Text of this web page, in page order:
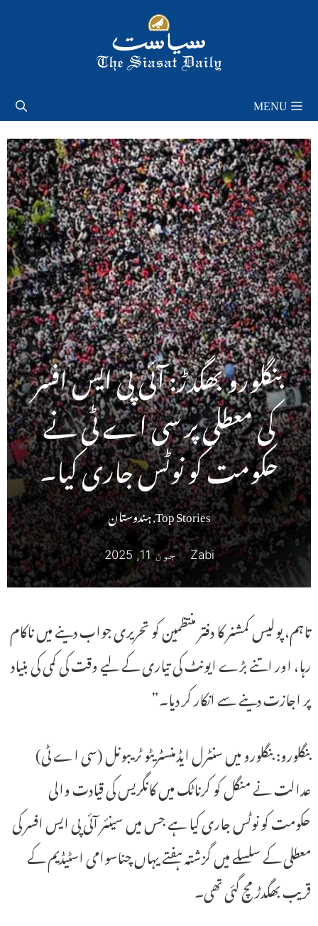
MENU
بنگلورو بھگدڑ: آئی پی ایس افسر
کی معطلی پر سی اے ٹی نے
حکومت کو نوٹس جاری کیا۔
Top Stories
,ہندوستان
Zabi جون 11, 2025
تاہم، پولیس کمشنر کا دفتر منتظمین کو تحریری جواب دینے میں ناکام
رہا، اور اتنے بڑے ایونٹ کی تیاری کے لیے وقت کی کمی کی بنیاد
پر اجازت دینے سے انکار کر دیا۔”
بنگلورو: بنگلورو میں سنٹرل ایڈمنسٹریٹو ٹریبونل (سی اے ٹی)
عدالت نے منگل کو کرناٹک میں کانگریس کی قیادت والی
حکومت کو نوٹس جاری کیا ہے جس میں سینئر آئی پی ایس افسر کی
معطلی کے سلسلے میں گزشتہ ہفتے یہاں چناسوامی اسٹیڈیم کے
قریب بھگدڑ مچ گئی تھی۔